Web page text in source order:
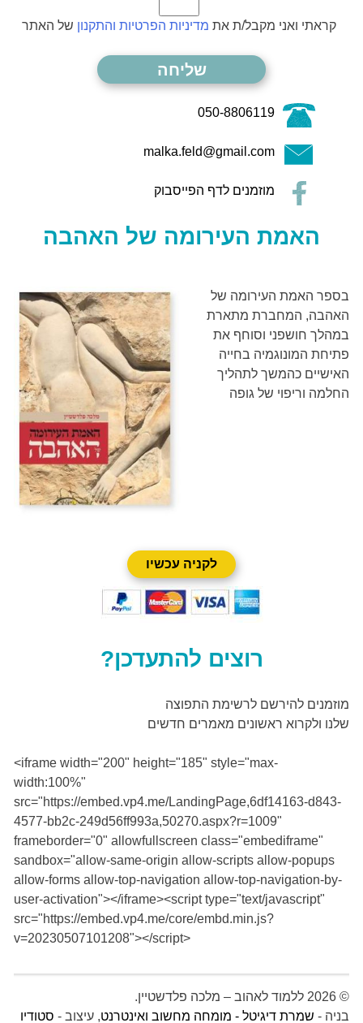
קראתי ואני מקבל/ת את מדיניות הפרטיות והתקנון של האתר
050-8806119
malka.feld@gmail.com
מוזמנים לדף הפייסבוק
האמת העירומה של האהבה
בספר האמת העירומה של
האהבה, המחברת מתארת
במהלך חושפני וסוחף את
פתיחת המונוגמיה בחייה
האישיים כהמשך לתהליך
החלמה וריפוי של גופה
לקניה עכשיו
רוצים להתעדכן?
מוזמנים להירשם לרשימת התפוצה
שלנו ולקרוא ראשונים מאמרים חדשים
<iframe width="200" height="185" style="max-
width:100%"
src="https://embed.vp4.me/LandingPage,6df14163-d843-
4577-bb2c-249d56ff993a,50270.aspx?r=1009"
frameborder="0" allowfullscreen class="embediframe"
sandbox="allow-same-origin allow-scripts allow-popups
allow-forms allow-top-navigation allow-top-navigation-by-
user-activation"></iframe><script type="text/javascript"
src="https://embed.vp4.me/core/embd.min.js?
v=20230507101208"></script>
© 2026 ללמוד לאהוב – מלכה פלדשטיין.
בניה - שמרת דיגיטל - מומחה מחשוב ואינטרנט, עיצוב - סטודיו